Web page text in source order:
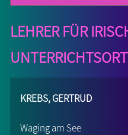
Lehrer für
Krebs, Gertrud
Waging am See